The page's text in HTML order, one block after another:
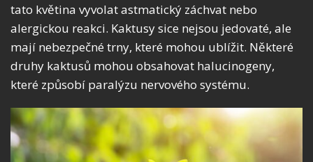
tato květina vyvolat astmatický záchvat nebo
alergickou reakci. Kaktusy sice nejsou jedovaté, ale
mají nebezpečné trny, které mohou ublížit. Některé
druhy kaktusů mohou obsahovat halucinogeny,
které způsobí paralýzu nervového systému.